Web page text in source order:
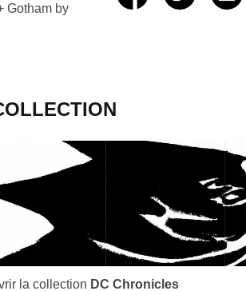
Gotham by
la collection DC Chronicles